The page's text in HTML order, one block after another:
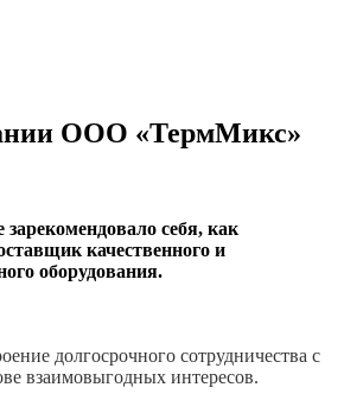
ООО «ТермМикс»
себя, как
качественного и
оборудования.
долгосрочного сотрудничества с
взаимовыгодных интересов.